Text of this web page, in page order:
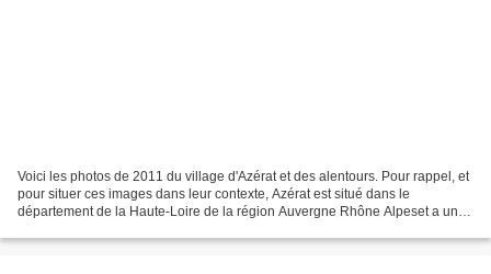
Voici les photos de 2011 du village d'Azérat et des alentours. Pour rappel, et
pour situer ces images dans leur contexte, Azérat est situé dans le
département de la Haute-Loire de la région Auvergne Rhône Alpeset a une